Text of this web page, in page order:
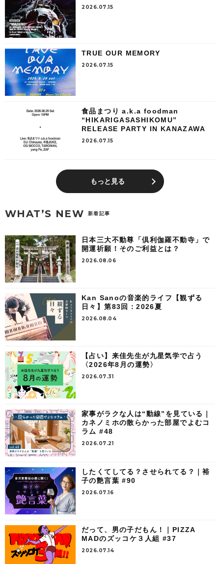
2026.07.15
TRUE OUR MEMORY
2026.07.15
食品まつり a.k.a foodman
“HIKARIGASASHIKOMU”
RELEASE PARTY IN KANAZAWA
2026.07.15
もっと見る
WHAT’S NEW 新着記事
日本三大不動尊「倶利伽羅不動寺」で
開運祈願！そのご利益とは？
2026.08.06
Kan Sanoの音楽的ライフ【観ずる
日々】第83回：2026夏
2026.08.04
【占い】来佳先生が九星気学で占う
〈2026年8月の運勢〉
2026.07.31
家事がラクな人は“動線”を見ている｜
カネノミホの散らかった部屋でよむコ
ラム #48
2026.07.21
したくてしてる？させられてる？｜裕
子の艶言葉 #90
2026.07.16
だって、男の子だもん！｜PIZZA
MADのズッコケ３人組 #37
2026.07.14